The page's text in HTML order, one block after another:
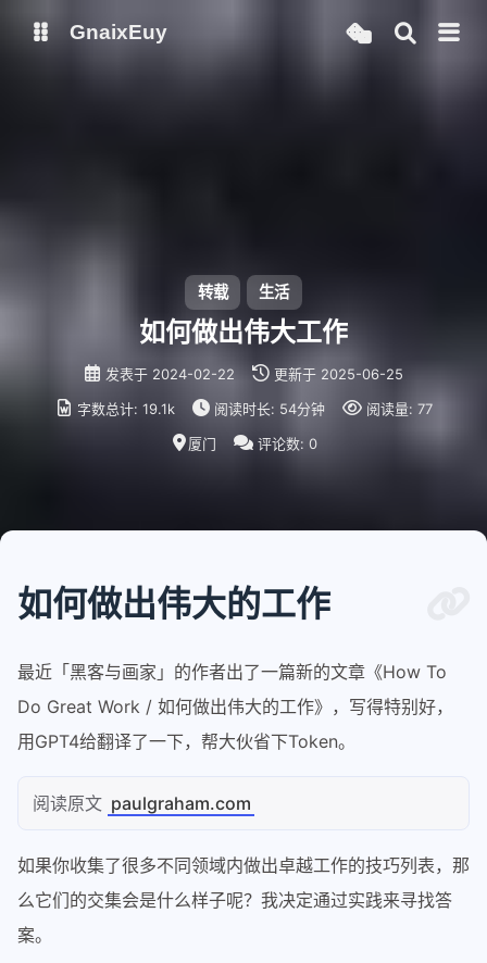
GnaixEuy
转载 生活
如何做出伟大工作
发表于 2024-02-22 更新于 2025-06-25
字数总计: 19.1k 阅读时长: 54分钟 阅读量: 77
厦门
评论数: 0
如何做出伟大的工作
最近「黑客与画家」的作者出了一篇新的文章《How To
Do Great Work / 如何做出伟大的工作》，写得特别好，
用GPT4给翻译了一下，帮大伙省下Token。
阅读原文 paulgraham.com
如果你收集了很多不同领域内做出卓越工作的技巧列表，那
么它们的交集会是什么样子呢？我决定通过实践来寻找答
案。